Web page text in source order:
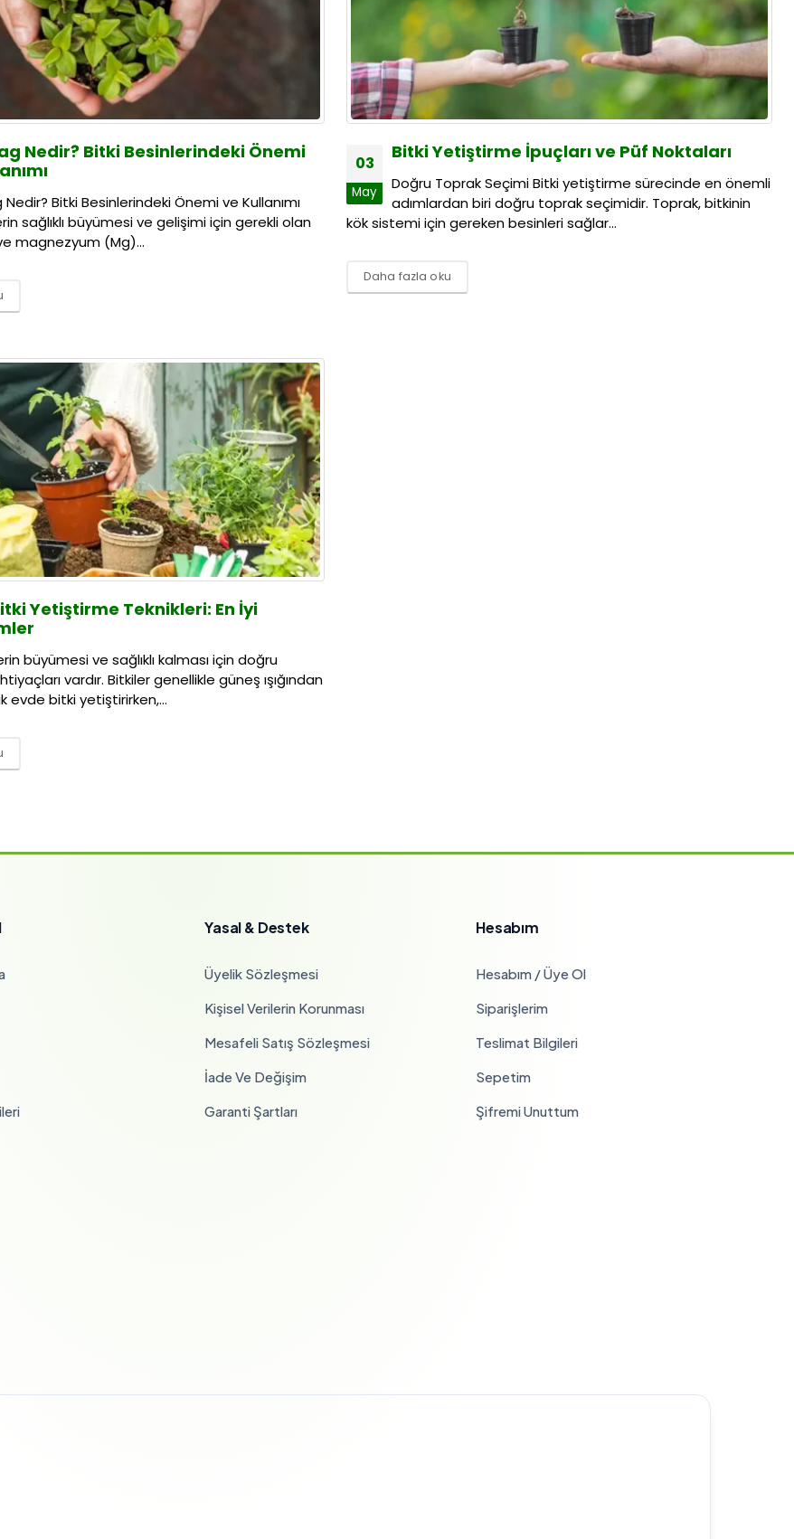
Nedir? Bitki Besinlerindeki Önemi
Bitki Besinlerindeki Önemi ve Kullanımı
sağlıklı büyümesi ve gelişimi için gerekli olan
magnezyum (Mg)...
03
May
Bitki Yetiştirme İpuçları ve Püf Noktaları
Doğru Toprak Seçimi Bitki yetiştirme sürecinde en önemli
adımlardan biri doğru toprak seçimidir. Toprak, bitkinin
kök sistemi için gereken besinleri sağlar...
Daha fazla oku
Yetiştirme Teknikleri: En İyi
büyümesi ve sağlıklı kalması için doğru
vardır. Bitkiler genellikle güneş ışığından
evde bitki yetiştirirken,...
Yasal & Destek
Üyelik Sözleşmesi
Kişisel Verilerin Korunması
Mesafeli Satış Sözleşmesi
İade Ve Değişim
Garanti Şartları
Hesabım
Hesabım / Üye Ol
Siparişlerim
Teslimat Bilgileri
Sepetim
Şifremi Unuttum